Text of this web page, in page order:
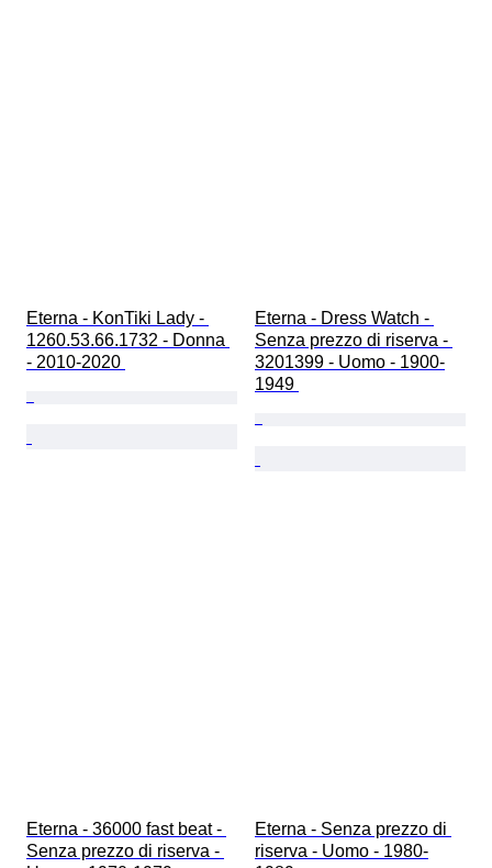
Eterna - KonTiki Lady -
1260.53.66.1732 - Donna
- 2010-2020
Eterna - Dress Watch -
Senza prezzo di riserva -
3201399 - Uomo - 1900-
1949
Eterna - 36000 fast beat -
Senza prezzo di riserva -
Eterna - Senza prezzo di
riserva - Uomo - 1980-